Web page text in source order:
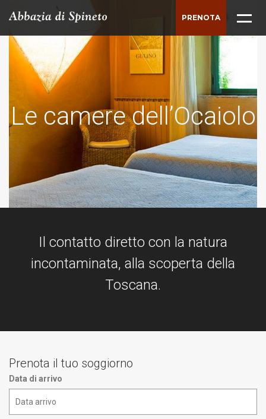
ABBAZIA
TENUTA
STORIA
DINTORNI
MATRIMONI
BUSINESS
LE SALE
TEAM BUILDING ED ATTIVITÀ ESPERENZIALI
NATURA E ATTIVITÀ OUTDOOR
CONTATTI
PRENOTA
Le camere dell’Ocaiolo
Le camere dell’Ocaiolo
Le camere dell’Ocaiolo
Il contatto diretto con la natura
incontaminata, alla scoperta della
Toscana.
Prenota il tuo soggiorno
Data di arrivo